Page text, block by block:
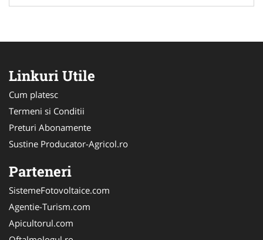
Linkuri Utile
Cum platesc
Termeni si Conditii
Preturi Abonamente
Sustine Producator-Agricol.ro
Parteneri
SistemeFotovoltaice.com
Agentie-Turism.com
Apicultorul.com